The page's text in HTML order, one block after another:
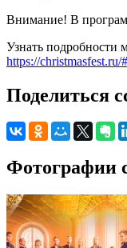
Внимание! В
Узнать подробности
https://christmasfest.ru/
Поделиться
Фотографии